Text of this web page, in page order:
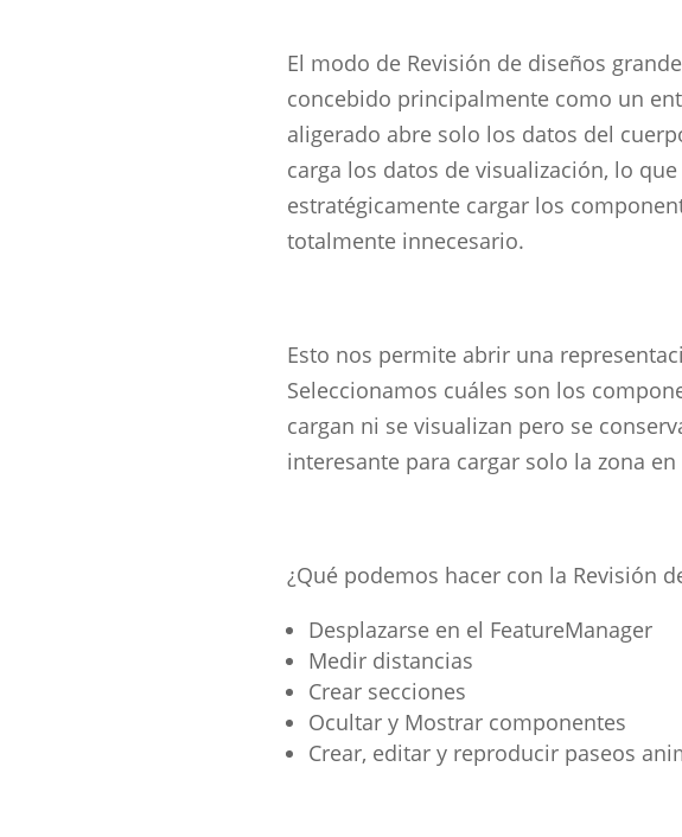
El modo de Revisión de diseños
concebido principalmente como un
aligerado abre solo los datos del
carga los datos de visualización, lo
estratégicamente cargar los
totalmente innecesario.
Esto nos permite abrir una
Seleccionamos cuáles son los
cargan ni se visualizan pero se
interesante para cargar solo la zona
¿Qué podemos hacer con la Revisión
Desplazarse en el FeatureManager
Medir distancias
Crear secciones
Ocultar y Mostrar componentes
Crear, editar y reproducir paseos